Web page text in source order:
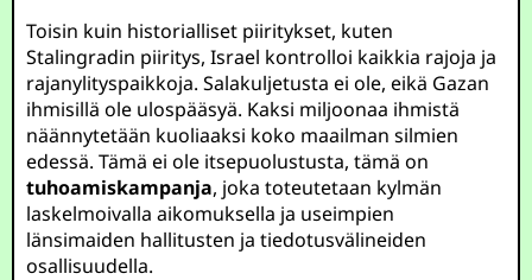
Toisin kuin historialliset piiritykset, kuten
Stalingradin piiritys, Israel kontrolloi kaikkia rajoja ja
rajanylityspaikkoja. Salakuljetusta ei ole, eikä Gazan
ihmisillä ole ulospääsyä. Kaksi miljoonaa ihmistä
näännytetään kuoliaaksi koko maailman silmien
edessä. Tämä ei ole itsepuolustusta, tämä on
tuhoamiskampanja, joka toteutetaan kylmän
laskelmoivalla aikomuksella ja useimpien
länsimaiden hallitusten ja tiedotusvälineiden
osallisuudella.